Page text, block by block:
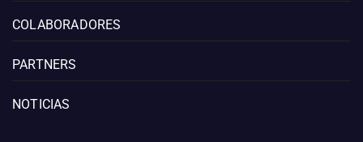
COLABORADORES
PARTNERS
NOTICIAS